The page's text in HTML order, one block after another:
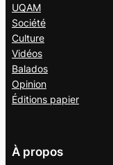
UQAM
Société
Culture
Vidéos
Balados
Opinion
Éditions papier
À propos